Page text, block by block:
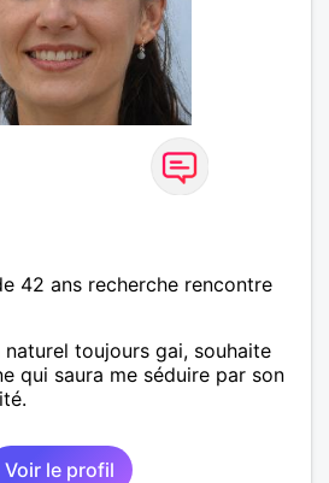
42 ans recherche rencontre
naturel toujours gai, souhaite
qui saura me séduire par son
Voir le profil